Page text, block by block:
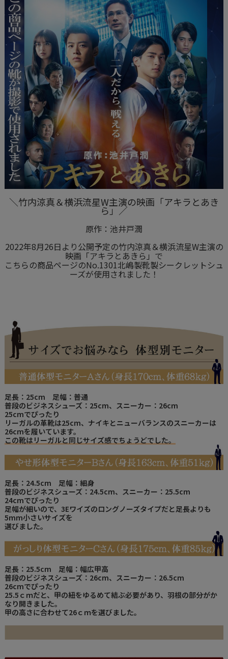
＼竹内涼真＆横浜流星W主演の映画「アキラとあき
ら」／
原作：池井戸潤
2022年8月26日より公開予定の竹内涼真＆横浜流星W主演の
映画「アキラとあきら」で
こちらの商品ページのNo.1301北嶋製靴製シークレットシュ
ーズが使用されました！
足長：25cm 足幅：普通
普段のビジネスシューズ：25cm、スニーカー：26cm
25cmでぴったり
リーガルの革靴は25cm、ナイキとニューバランスのスニーカーは
26cmを履いています。
この靴はリーガルと同じサイズ感でちょうどでした。
足長：24.5cm 足幅：細身
普段のビジネスシューズ：24.5cm、スニーカー：25.5cm
24cmでぴったり
足幅が細いので、3Eワイズのロングノーズタイプだと足長よりも
5mm小さいサイズを
選びました。
足長：25.5cm 足幅：幅広甲高
普段のビジネスシューズ：26cm、スニーカー：26.5cm
26cmでぴったり
25.5ｃｍだと、甲の紐をゆるめて結ぶ必要があり、羽根の部分がか
なり開きました。
甲の高さに合わせて26ｃｍを選びました。